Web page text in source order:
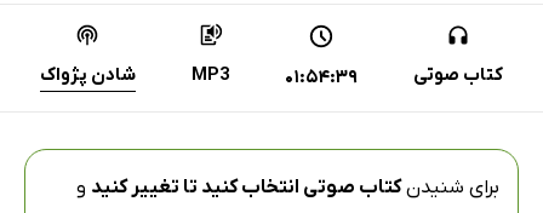
کتاب صوتی 01:54:39
MP3 شادن پژواک
برای شنیدنکتاب صوتی انتخاب کنید تا تغییر کنید و